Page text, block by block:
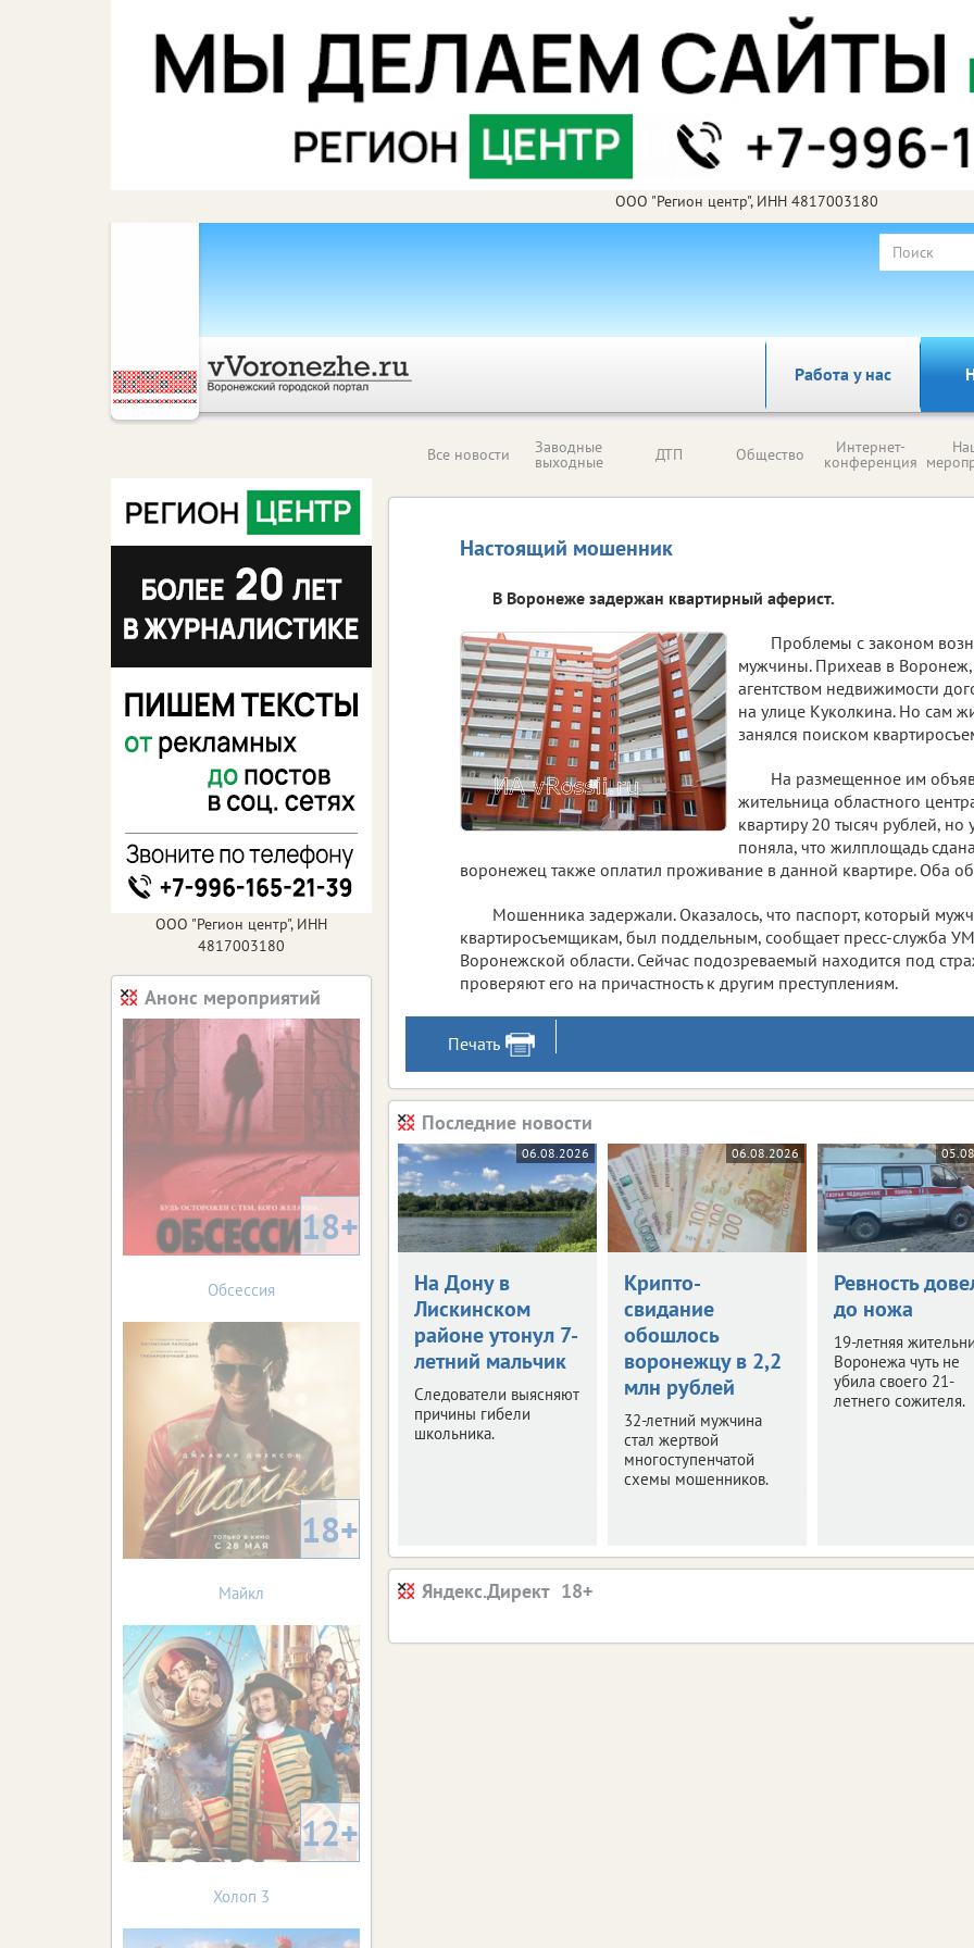
ООО "Регион центр", ИНН 4817003180
Работа у нас
Все новости Заводные
выходные ДТП Общество Интернет-
конференция
Настоящий мошенник
В Воронеже задержан квартирный аферист.
Проблемы с законом
мужчины. Прихеав в
агентством недвижимости
на улице Куколкина. Но сам
занялся поиском
На размещенное им
жительница областного
квартиру 20 тысяч рублей,
поняла, что жилплощадь
воронежец также оплатил проживание в данной квартире. Оба
Мошенника задержали. Оказалось, что паспорт, который
квартиросъемщикам, был поддельным, сообщает пресс-служба
Воронежской области. Сейчас подозреваемый находится под
проверяют его на причастность к другим преступлениям.
Печать
Последние новости
06.08.2026
На Дону в
Лискинском
районе утонул 7-
летний мальчик
Следователи выясняют
причины гибели
школьника.
06.08.2026
Крипто-
свидание
обошлось
воронежцу в 2,2
млн рублей
32-летний мужчина
стал жертвой
многоступенчатой
схемы мошенников.
Ревность
до ножа
19-летняя
Воронежа чуть не
убила своего 21-
летнего сожителя.
Яндекс.Директ
ООО "Регион центр", ИНН
4817003180
Анонс мероприятий
18+
Обсессия
18+
Майкл
12+
Холоп 3